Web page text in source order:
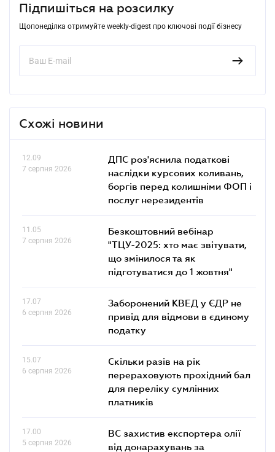
Підпишіться на розсилку
Щопонеділка отримуйте weekly-digest про ключові події бізнесу
Схожі новини
12.09
7 серпня 2026
ДПС роз'яснила податкові
наслідки курсових коливань,
боргів перед колишніми ФОП і
послуг нерезидентів
11.05
7 серпня 2026
Безкоштовний вебінар
"ТЦУ-2025: хто має звітувати,
що змінилося та як
підготуватися до 1 жовтня"
17.07
6 серпня 2026
Заборонений КВЕД у ЄДР не
привід для відмови в єдиному
податку
15.07
6 серпня 2026
Скільки разів на рік
перераховують прохідний бал
для переліку сумлінних
платників
17.00
5 серпня 2026
ВС захистив експортера олії
від донарахувань за